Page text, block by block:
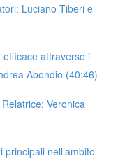
Luciano Tiberi e
attraverso i
Abondio (40:46)
Veronica
nell’ambito